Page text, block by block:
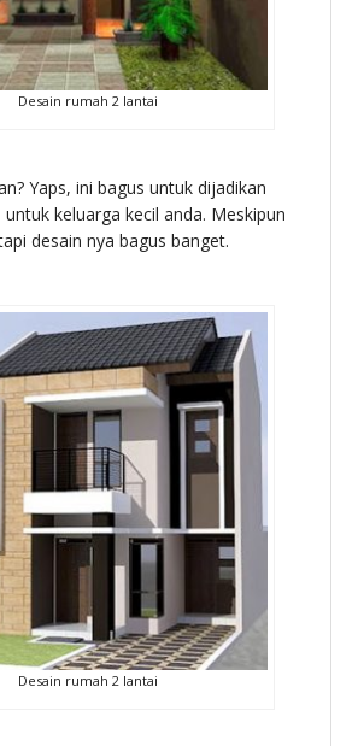
Desain rumah 2 lantai
Yaps, ini bagus untuk dijadikan
keluarga kecil anda. Meskipun
desain nya bagus banget.
Desain rumah 2 lantai